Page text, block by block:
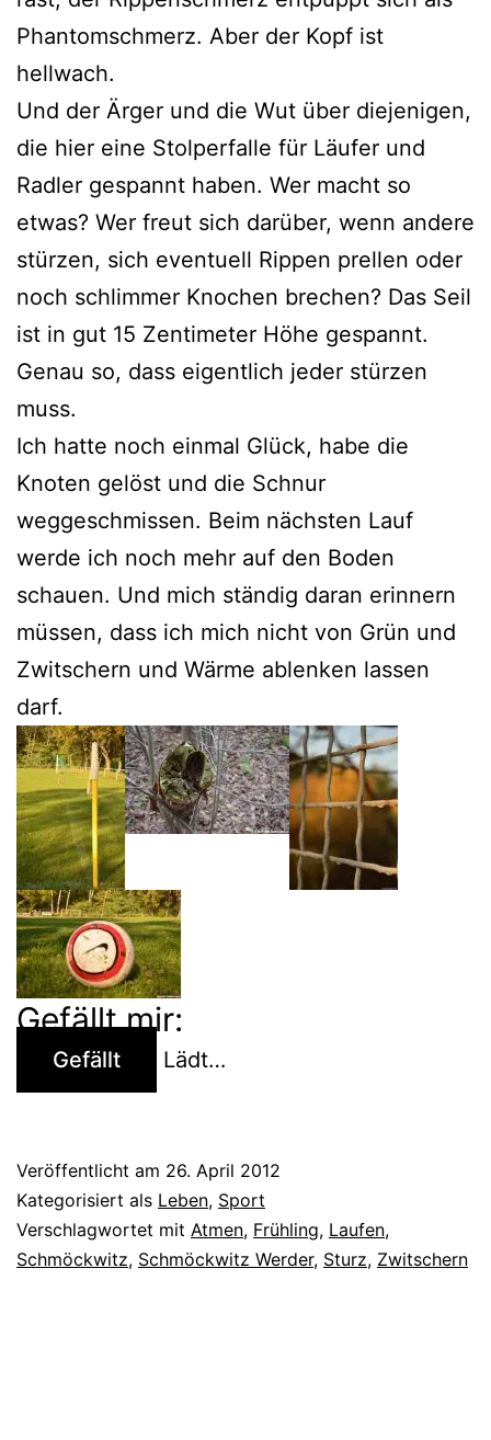
Phantomschmerz. Aber der Kopf ist
hellwach.
Und der Ärger und die Wut über diejenigen,
die hier eine Stolperfalle für Läufer und
Radler gespannt haben. Wer macht so
etwas? Wer freut sich darüber, wenn andere
stürzen, sich eventuell Rippen prellen oder
noch schlimmer Knochen brechen? Das Seil
ist in gut 15 Zentimeter Höhe gespannt.
Genau so, dass eigentlich jeder stürzen
muss.
Ich hatte noch einmal Glück, habe die
Knoten gelöst und die Schnur
weggeschmissen. Beim nächsten Lauf
werde ich noch mehr auf den Boden
schauen. Und mich ständig daran erinnern
müssen, dass ich mich nicht von Grün und
Zwitschern und Wärme ablenken lassen
darf.
Gefällt mir:
Gefällt Lädt…
Veröffentlicht am 26. April 2012
Kategorisiert als Leben, Sport
Verschlagwortet mit Atmen, Frühling, Laufen,
Schmöckwitz, Schmöckwitz Werder, Sturz, Zwitschern